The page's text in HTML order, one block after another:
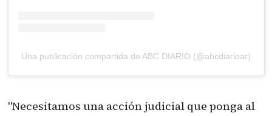
Una publicación compartida de ABC DIARIO (@abcdiarioar)
"Necesitamos una acción judicial que ponga al